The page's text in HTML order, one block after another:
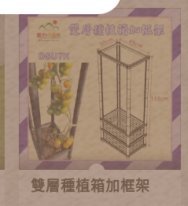
雙層種植箱加框架